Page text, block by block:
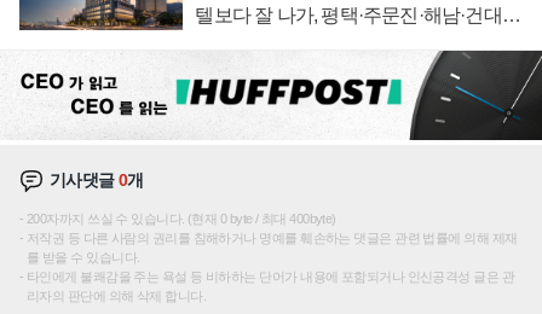
텔보다 잘 나가, 평택·주문진·해남·건대로
기사댓글0개
200자까지 쓰실 수 있습니다. (현재 0 byte / 최대 400byte)
저작권 등 다른 사람의 권리를 침해하거나 명예를 훼손하는 댓글은 관련 법률에 의해 제재
를 받을 수 있습니다.
타인에게 불쾌감을 주는 욕설 등 비하하는 단어가 내용에 포함되거나 인신공격성 글은 관
리자의 판단에 의해 삭제 합니다.